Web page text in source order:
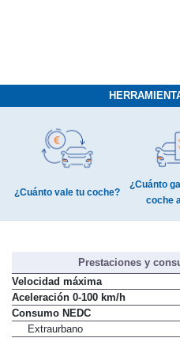
¿Cuánto vale tu coche?
¿Cuánto
coche
Prestaciones y
Velocidad máxima
Aceleración 0-100 km/h
Consumo NEDC
Extraurbano